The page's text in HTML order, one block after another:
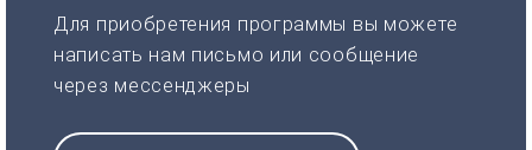
Для приобретения программы вы можете
написать нам письмо или сообщение
через мессенджеры